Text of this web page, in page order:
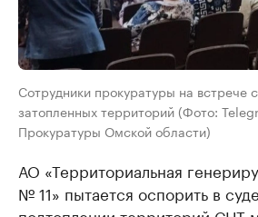
Сотрудники прокуратуры на встрече
затопленных территорий (Фото:
Прокуратуры Омской области)
АО «Территориальная
№ 11» пытается оспорить в